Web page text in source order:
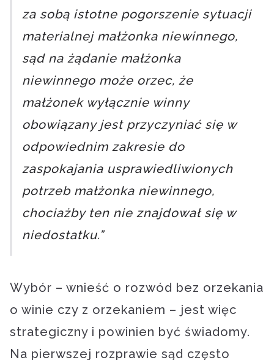
za sobą istotne pogorszenie sytuacji
materialnej małżonka niewinnego,
sąd na żądanie małżonka
niewinnego może orzec, że
małżonek wyłącznie winny
obowiązany jest przyczyniać się w
odpowiednim zakresie do
zaspokajania usprawiedliwionych
potrzeb małżonka niewinnego,
chociażby ten nie znajdował się w
niedostatku.”
Wybór – wnieść o rozwód bez orzekania
o winie czy z orzekaniem – jest więc
strategiczny i powinien być świadomy.
Na pierwszej rozprawie sąd często